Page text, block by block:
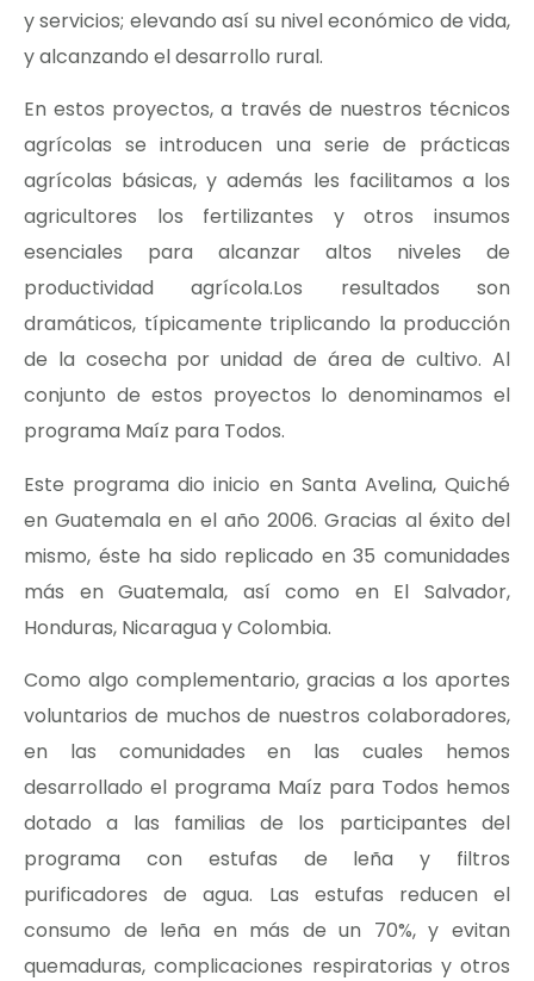
y servicios; elevando así su nivel económico de vida,
y alcanzando el desarrollo rural.
En estos proyectos, a través de nuestros técnicos
agrícolas se introducen una serie de prácticas
agrícolas básicas, y además les facilitamos a los
agricultores los fertilizantes y otros insumos
esenciales para alcanzar altos niveles de
productividad agrícola.Los resultados son
dramáticos, típicamente triplicando la producción
de la cosecha por unidad de área de cultivo. Al
conjunto de estos proyectos lo denominamos el
programa Maíz para Todos.
Este programa dio inicio en Santa Avelina, Quiché
en Guatemala en el año 2006. Gracias al éxito del
mismo, éste ha sido replicado en 35 comunidades
más en Guatemala, así como en El Salvador,
Honduras, Nicaragua y Colombia.
Como algo complementario, gracias a los aportes
voluntarios de muchos de nuestros colaboradores,
en las comunidades en las cuales hemos
desarrollado el programa Maíz para Todos hemos
dotado a las familias de los participantes del
programa con estufas de leña y filtros
purificadores de agua. Las estufas reducen el
consumo de leña en más de un 70%, y evitan
quemaduras, complicaciones respiratorias y otros